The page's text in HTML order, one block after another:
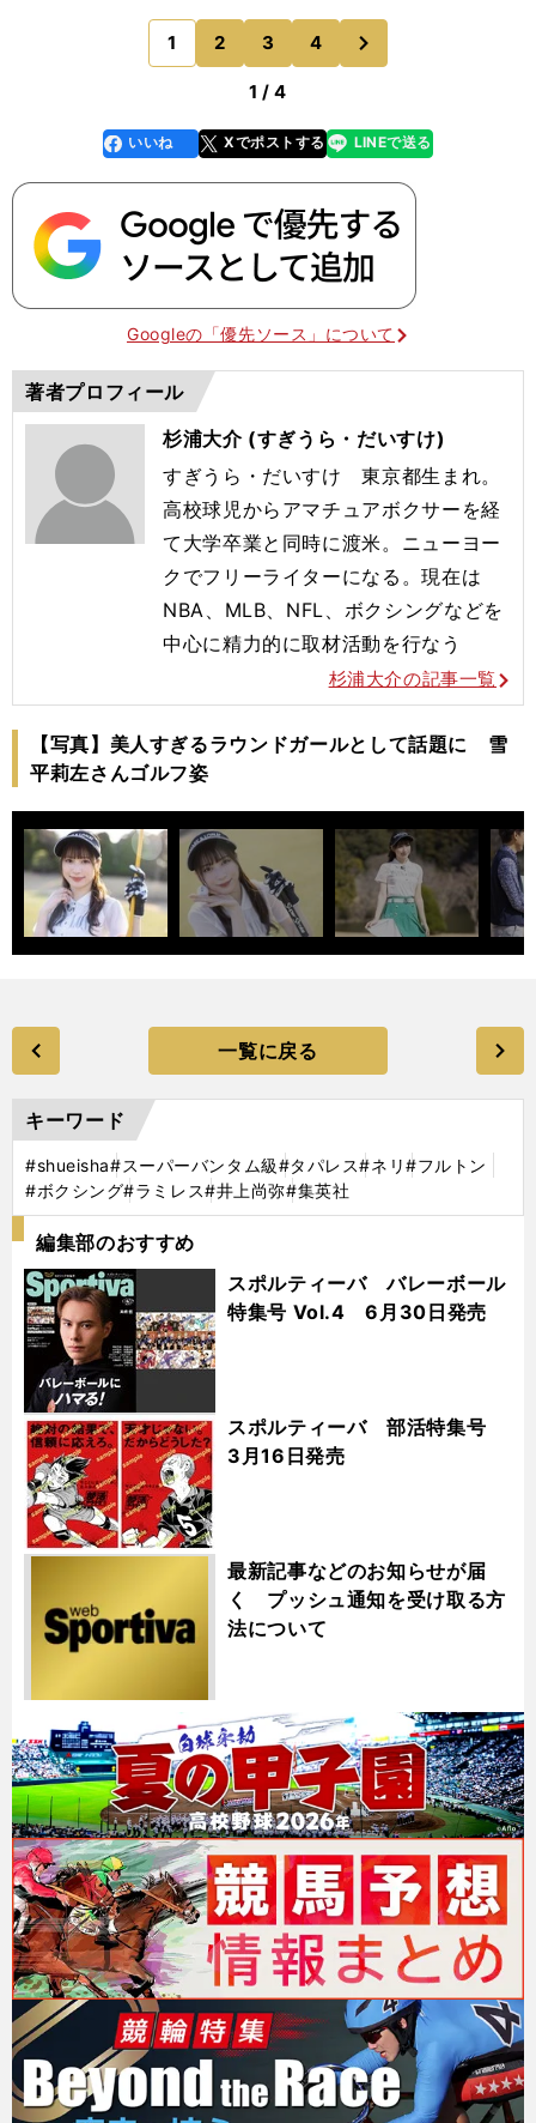
だ、この試合（４団体統一戦）が行なわれることの
意味は理解している
1 2 3 4
のページへ
1 / 4
faceboo
k
いいね Xでポストする
line LINEで送る
Googleの「優先ソース」について
著者プロフィール
杉浦大介 (すぎうら・だいすけ)
すぎうら・だいすけ 東京都生まれ。
高校球児からアマチュアボクサーを経
て大学卒業と同時に渡米。ニューヨー
クでフリーライターになる。現在は
NBA、MLB、NFL、ボクシングなどを
中心に精力的に取材活動を行なう
杉浦大介の記事一覧
【写真】美人すぎるラウンドガールとして話題に 雪
平莉左さんゴルフ姿
一覧に戻る
キーワード
#shueisha#スーパーバンタム級#タパレス#ネリ#フルトン
#ボクシング#ラミレス#井上尚弥#集英社
編集部のおすすめ
スポルティーバ バレーボール
特集号 Vol.4 6月30日発売
スポルティーバ 部活特集号
3月16日発売
最新記事などのお知らせが届
く プッシュ通知を受け取る方
法について